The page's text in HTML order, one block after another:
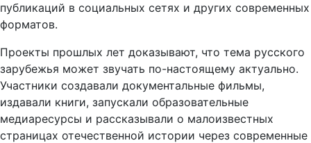
публикаций в социальных сетях и других современных
форматов.
Проекты прошлых лет доказывают, что тема русского
зарубежья может звучать по-настоящему актуально.
Участники создавали документальные фильмы,
издавали книги, запускали образовательные
медиаресурсы и рассказывали о малоизвестных
страницах отечественной истории через современные